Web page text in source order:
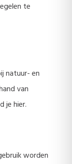
te
natuur- en
van
je hier.
worden